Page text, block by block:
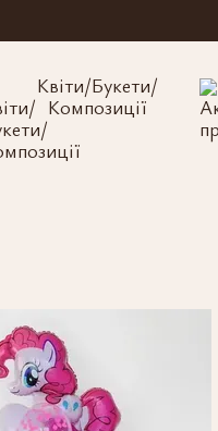
Квіти/Букети/
Композиції